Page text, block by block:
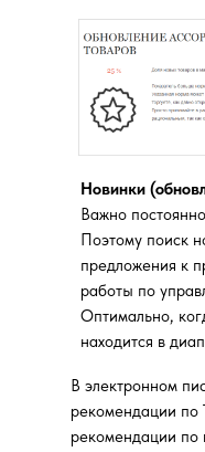
Новинки
Важно
Поэтому поиск
предложения к
работы по
Оптимально,
находится в
В электронном
рекомендации
рекомендации